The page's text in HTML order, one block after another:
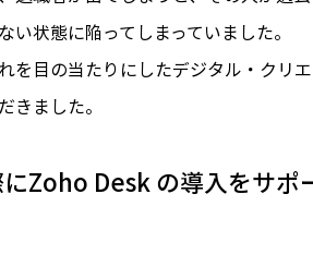
い状態に陥ってしまっていました。
を目の当たりにしたデジタル・クリ
きました。
Zoho Desk の導入をサポ